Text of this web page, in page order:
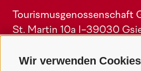
Wir verwenden
Tourismusgenossenschaft
St. Martin 10a I-39030